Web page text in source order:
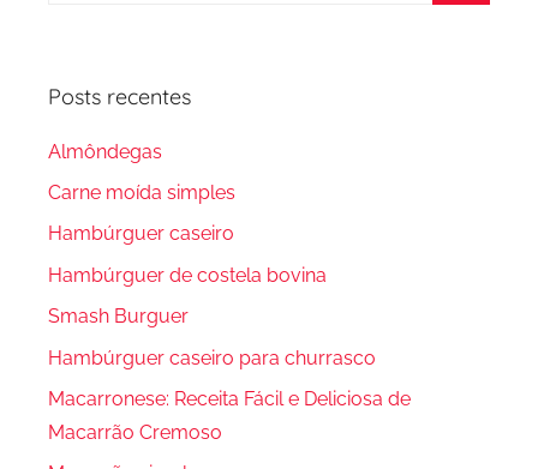
Posts recentes
Almôndegas
Carne moída simples
Hambúrguer caseiro
Hambúrguer de costela bovina
Smash Burguer
Hambúrguer caseiro para churrasco
Macarronese: Receita Fácil e Deliciosa de
Macarrão Cremoso